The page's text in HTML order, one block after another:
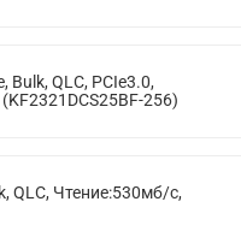
Bulk, QLC, PCIe3.0,
256)
QLC, Чтение:530мб/с,